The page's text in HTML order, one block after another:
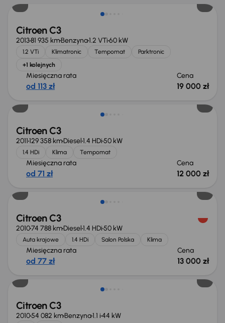
Citroen C3
201381 935 kmBenzyna1.2 VTi60 kW
1.2 VTi Klimatronic Tempomat
Parktronic
+1 kolejnych
Miesięczna rata
od 113 zł
Cena
19 000 zł
Citroen C3
2011129 358 kmDiesel1.4 HDi50 kW
1.4 HDi Klima Tempomat
Miesięczna rata
od 71 zł
Cena
12 000 zł
Citroen C3
201074 788 kmDiesel1.4 HDi50 kW
Auta krajowe 1.4 HDi Salon Polska Klima
Miesięczna rata
od 77 zł
Cena
13 000 zł
Citroen C3
201054 082 kmBenzyna1.1 i44 kW